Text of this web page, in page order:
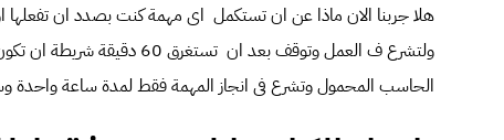
هلا جربنا الان ماذا عن ان تستكمل اى مهمة كنت بصدد ان
ولتشرع ف العمل وتوقف بعد
الحاسب المحمول وتشرع فى انجاز المهمة فقط لمدة ساعة واحدة